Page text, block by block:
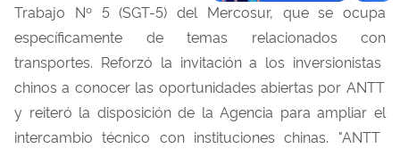
Trabajo Nº 5 (SGT-5) del Mercosur, que se ocupa
específicamente de temas relacionados con
transportes. Reforzó la invitacióna los inversionistas
chinosa conocer las oportunidades abiertas por ANTT
y reiteró la disposiciónde laAgencia para ampliarel
intercambio técnico con instituciones chinas. "ANTT